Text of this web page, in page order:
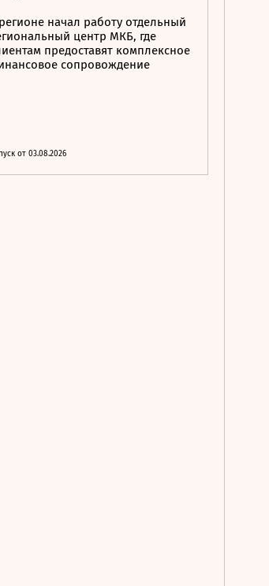
начал работу отдельный
центр МКБ, где
предоставят комплексное
сопровождение
от 03.08.2026